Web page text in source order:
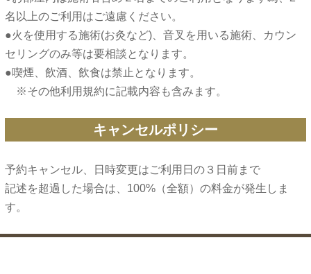
名以上のご利用はご遠慮ください。
●火を使用する施術(お灸など)、音叉を用いる施術、カウン
セリングのみ等は要相談となります。
●喫煙、飲酒、飲食は禁止となります。
キャンセルポリシー
予約キャンセル、日時変更はご利用日の３日前まで
記述を超過した場合は、100%（全額）の料金が発生しま